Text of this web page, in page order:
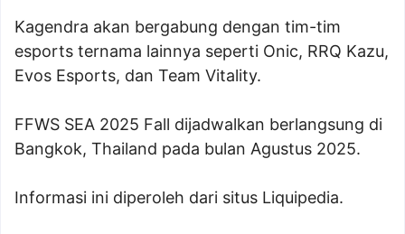
Kagendra akan bergabung dengan tim-tim
esports ternama lainnya seperti Onic, RRQ Kazu,
Evos Esports, dan Team Vitality.
FFWS SEA 2025 Fall dijadwalkan berlangsung di
Bangkok, Thailand pada bulan Agustus 2025.
Informasi ini diperoleh dari situs Liquipedia.